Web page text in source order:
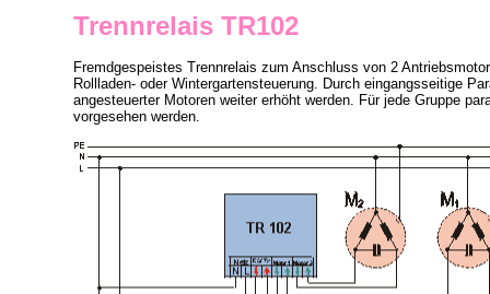
Trennrelais TR102
Fremdgespeistes Trennrelais zum Anschluss von 2
Rollladen- oder Wintergartensteuerung. Durch eingangsseitige
angesteuerter Motoren weiter erhöht werden. Für jede Gruppe
vorgesehen werden.